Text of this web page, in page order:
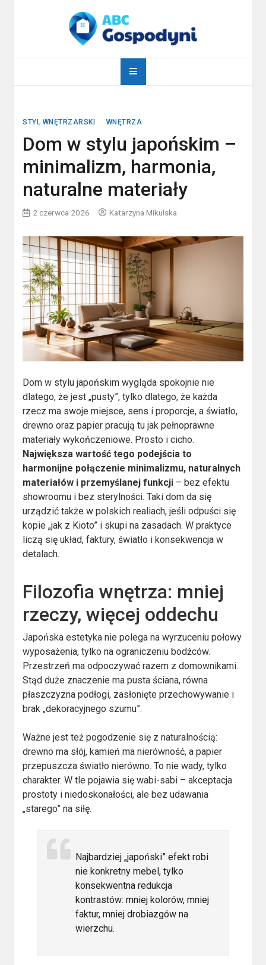
abcgospodyni.pl
STYL WNĘTRZARSKI WNĘTRZA
Dom w stylu japońskim –
minimalizm, harmonia,
naturalne materiały
2 czerwca 2026 Katarzyna Mikulska
Dom w stylu japońskim wygląda spokojnie nie
dlatego, że jest „pusty”, tylko dlatego, że każda
rzecz ma swoje miejsce, sens i proporcje, a światło,
drewno oraz papier pracują tu jak pełnoprawne
materiały wykończeniowe. Prosto i cicho.
Największa wartość tego podejścia to
harmonijne połączenie minimalizmu, naturalnych
materiałów i przemyślanej funkcji – bez efektu
showroomu i bez sterylności. Taki dom da się
urządzić także w polskich realiach, jeśli odpuści się
kopie „jak z Kioto” i skupi na zasadach. W praktyce
liczą się układ, faktury, światło i konsekwencja w
detalach.
Filozofia wnętrza: mniej
rzeczy, więcej oddechu
Japońska estetyka nie polega na wyrzuceniu połowy
wyposażenia, tylko na ograniczeniu bodźców.
Przestrzeń ma odpoczywać razem z domownikami.
Stąd duże znaczenie ma pusta ściana, równa
płaszczyzna podłogi, zasłonięte przechowywanie i
brak „dekoracyjnego szumu”.
Ważne jest też pogodzenie się z naturalnością:
drewno ma słój, kamień ma nierówność, a papier
przepuszcza światło nierówno. To nie wady, tylko
charakter. W tle pojawia się wabi-sabi – akceptacja
prostoty i niedoskonałości, ale bez udawania
„starego” na siłę.
Najbardziej „japoński” efekt robi
nie konkretny mebel, tylko
konsekwentna redukcja
kontrastów: mniej kolorów, mniej
faktur, mniej drobiazgów na
wierzchu.